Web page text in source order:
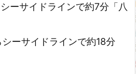
ーサイドラインで約7分「八
ーサイドラインで約18分